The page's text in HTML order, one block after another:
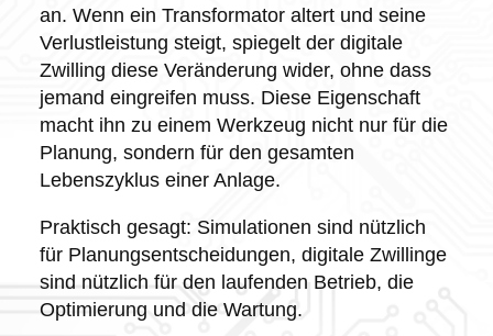
an. Wenn ein Transformator altert und seine
Verlustleistung steigt, spiegelt der digitale
Zwilling diese Veränderung wider, ohne dass
jemand eingreifen muss. Diese Eigenschaft
macht ihn zu einem Werkzeug nicht nur für die
Planung, sondern für den gesamten
Lebenszyklus einer Anlage.
Praktisch gesagt: Simulationen sind nützlich
für Planungsentscheidungen, digitale Zwillinge
sind nützlich für den laufenden Betrieb, die
Optimierung und die Wartung.